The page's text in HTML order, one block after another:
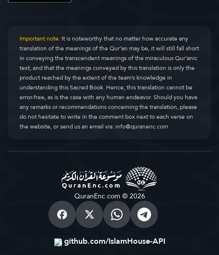
Important note:It is noteworthy that no matter how accurate any
translation of the meanings of the Qur’an may be, it will still fall short
in conveying the transcendent meanings of the miraculous Qur’anic
text, and that the meanings conveyed by this translation is only the
product reached by the extent of the team’s knowledge in
understanding this Sacred Book. Hence, this translation cannot be
error-free, as is the case with any human endeavor. Should you have
any remarks or recommendations concerning the translation, please
do not hesitate to write in the comment box next to each verse on
the website, or send us an email via:info@quranenc.com
QuranEnc.com © 2026
github.com/IslamHouse-API